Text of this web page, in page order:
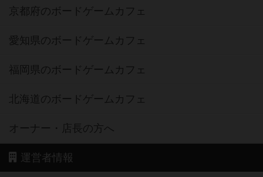
京都府のボードゲームカフェ
愛知県のボードゲームカフェ
福岡県のボードゲームカフェ
北海道のボードゲームカフェ
オーナー・店長の方へ
運営者情報